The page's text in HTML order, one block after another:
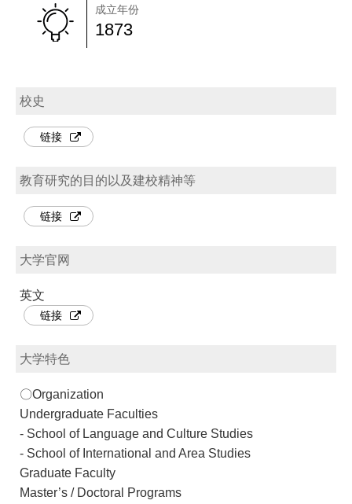
成立年份
1873
校史
链接
教育研究的目的以及建校精神等
链接
大学官网
英文
链接
大学特色
〇Organization
Undergraduate Faculties
- School of Language and Culture Studies
- School of International and Area Studies
Graduate Faculty
Master’s / Doctoral Programs